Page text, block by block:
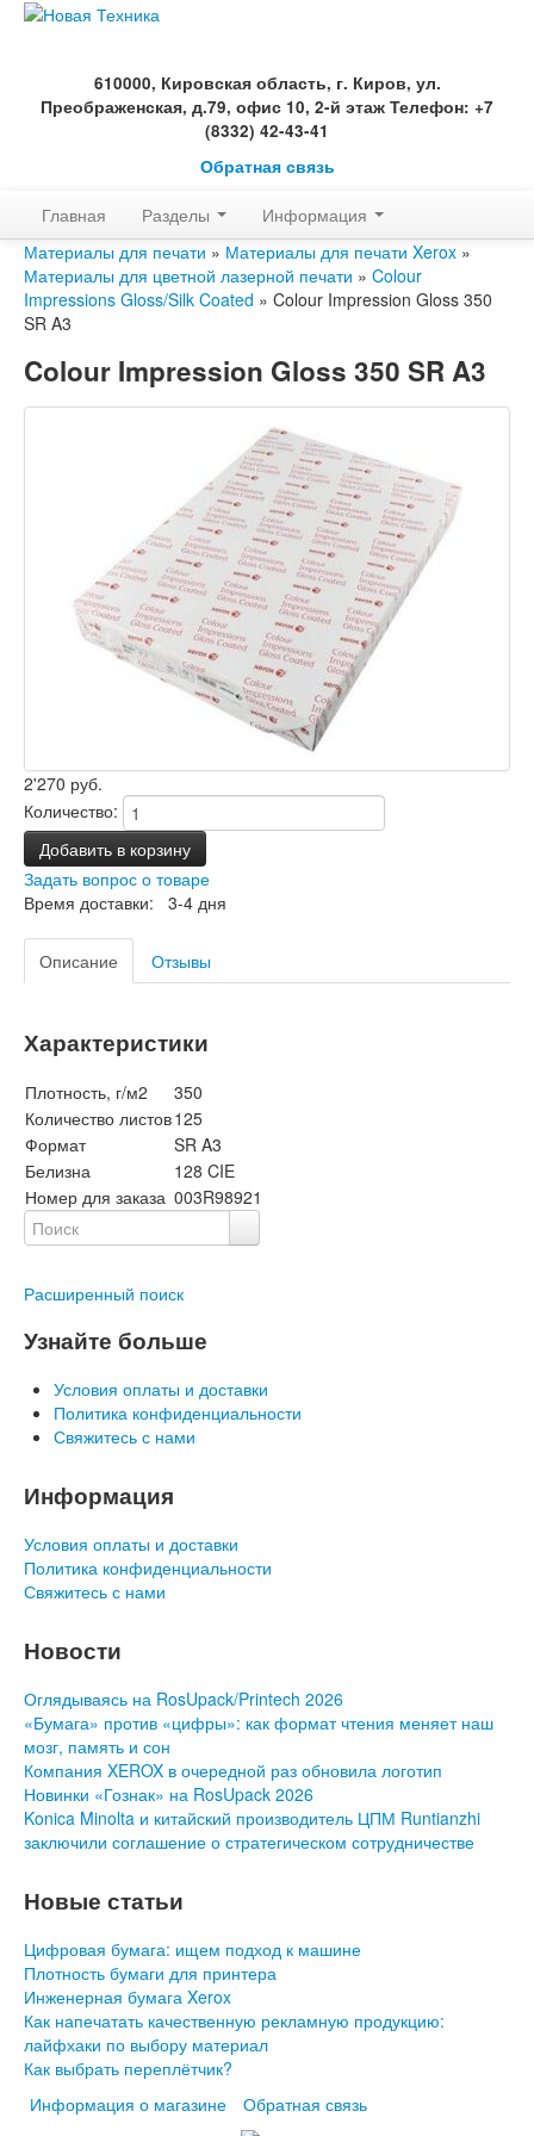
610000, Кировская область, г. Киров, ул.
Преображенская, д.79, офис 10, 2-й этаж Телефон: +7
(8332) 42-43-41
Обратная связь
Главная Разделы
Информация
Материалы для печати » Материалы для печати Xerox »
Материалы для цветной лазерной печати » Colour
Impressions Gloss/Silk Coated » Colour Impression Gloss 350
SR A3
Colour Impression Gloss 350 SR A3
2'270 руб.
Количество:
Добавить в корзину
Задать вопрос о товаре
Время доставки: 3-4 дня
Описание Отзывы
Характеристики
Плотность, г/м2
350
Количество листов125
Формат
SR A3
Белизна
128 CIE
Номер для заказа 003R98921
Расширенный поиск
Узнайте больше
Условия оплаты и доставки
Политика конфиденциальности
Свяжитесь с нами
Информация
Условия оплаты и доставки
Политика конфиденциальности
Свяжитесь с нами
Новости
Оглядываясь на RosUpack/Printech 2026
«Бумага» против «цифры»: как формат чтения меняет наш
мозг, память и сон
Компания XEROX в очередной раз обновила логотип
Новинки «Гознак» на RosUpack 2026
Konica Minolta и китайский производитель ЦПМ Runtianzhi
заключили соглашение о стратегическом сотрудничестве
Новые статьи
Цифровая бумага: ищем подход к машине
Плотность бумаги для принтера
Инженерная бумага Xerox
Как напечатать качественную рекламную продукцию:
лайфхаки по выбору материал
Как выбрать переплётчик?
Информация о магазине
Обратная связь